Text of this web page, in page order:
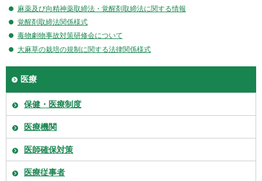
麻薬及び向精神薬取締法・覚醒剤取締法に関する情報
覚醒剤取締法関係様式
毒物劇物事故対策研修会について
大麻草の栽培の規制に関する法律関係様式
医療
保健・医療制度
医療機関
医師確保対策
医療従事者